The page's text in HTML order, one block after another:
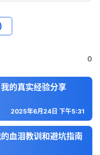
0
的真实经验分享
2025年6月24日 下午5:31
血泪教训和避坑指南